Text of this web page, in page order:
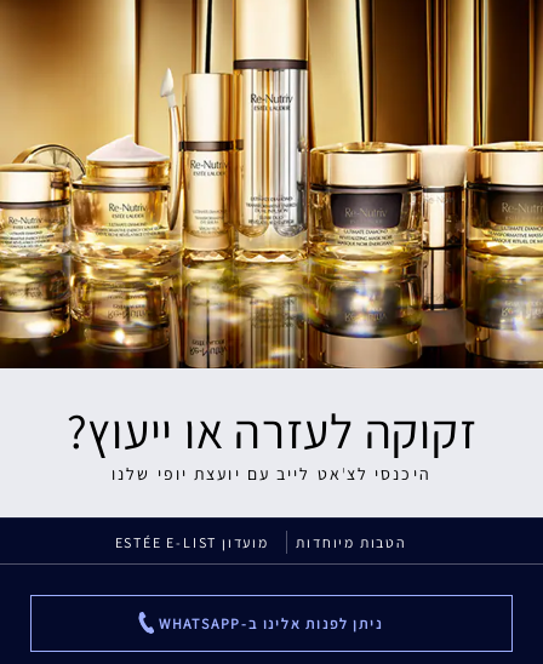
זקוקה לעזרה או ייעוץ?
היכנסי לצ'אט לייב עם יועצת יופי שלנו
הטבות מיוחדות מועדון ESTÉE E-LIST
ניתן לפנות אלינו ב-WHATSAPP ...